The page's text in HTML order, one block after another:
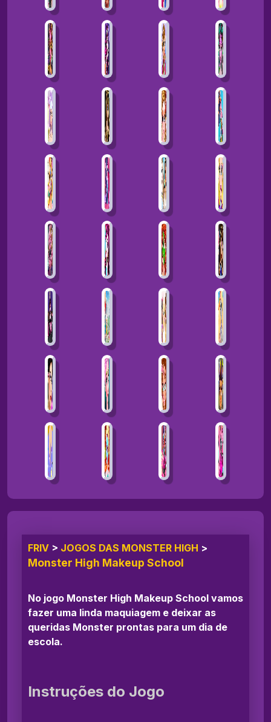
FRIV > JOGOS DAS MONSTER HIGH >
Monster High Makeup School
No jogo Monster High Makeup School vamos
fazer uma linda maquiagem e deixar as
queridas Monster prontas para um dia de
escola.
Instruções do Jogo